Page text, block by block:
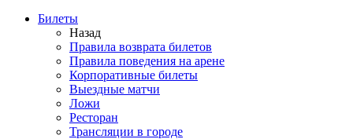
Билеты
Назад
Правила возврата билетов
Правила поведения на арене
Корпоративные билеты
Выездные матчи
Ложи
Ресторан
Трансляции в городе